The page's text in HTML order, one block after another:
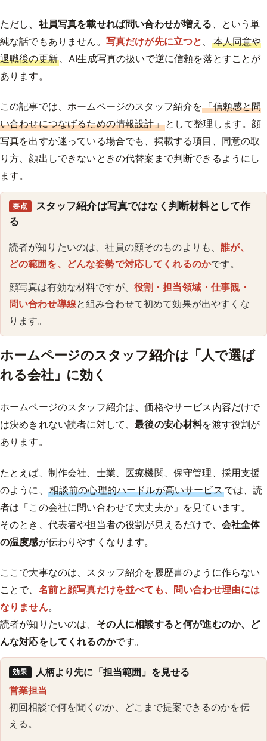
ただし、 社員写真を載せれば問い合わせが増える 、という単
純な話でもありません。 写真だけが先に立つと
本人同意や
退職後の更新、AI生成写真の扱いで逆に信頼を落とすことが
あります。
この記事では、ホームページのスタッフ紹介を「信頼感と問
い合わせにつなげるための情報設計」として整理します。顔
写真を出すか迷っている場合でも、掲載する項目、同意の取
り方、顔出しできないときの代替案まで判断できるようにし
ます。
要点
スタッフ紹介は写真ではなく判断材料として作
る
読者が知りたいのは、社員の顔そのものよりも、誰が、
どの範囲を、どんな姿勢で対応してくれるのかです。
顔写真は有効な材料ですが、 役割・担当領域・仕事観・
問い合わせ導線と組み合わせて初めて効果が出やすくな
ります。
ホームページのスタッフ紹介は「人で選ば
れる会社」に効く
ホームページのスタッフ紹介は、価格やサービス内容だけで
は決めきれない読者に対して、最後の安心材料を渡す役割が
あります。
たとえば、制作会社、士業、医療機関、保守管理、採用支援
のように、 相談前の心理的ハードルが高いサービスでは、読
者は「この会社に問い合わせて大丈夫か」を見ています。
そのとき、代表者や担当者の役割が見えるだけで、 会社全体
の温度感が伝わりやすくなります。
ここで大事なのは、スタッフ紹介を履歴書のように作らない
ことで、 名前と顔写真だけを並べても、問い合わせ理由には
なりません。
読者が知りたいのは、 その人に相談すると何が進むのか、ど
んな対応をしてくれるのかです。
効果 人柄より先に「担当範囲」を見せる
営業担当
初回相談で何を聞くのか、どこまで提案できるのかを伝
える。